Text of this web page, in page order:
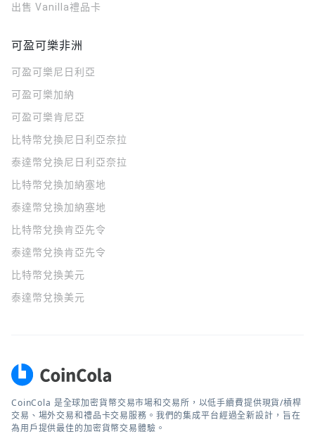
出售 Vanilla禮品卡
可盈可樂非洲
可盈可樂 尼日利亞
可盈可樂加納
可盈可樂肯尼亞
比特幣兌換尼日利亞奈拉
泰達幣兌換尼日利亞奈拉
比特幣兌換加納塞地
泰達幣兌換加納塞地
比特幣兌換肯亞先令
泰達幣兌換肯亞先令
比特幣兌換美元
泰達幣兌換美元
CoinCola 是全球加密貨幣交易市場和交易所，以低手續費提供現貨/槓桿
交易、場外交易和禮品卡交易服務。我們的集成平台經過全新設計，旨在
為用戶提供最佳的加密貨幣交易體驗。